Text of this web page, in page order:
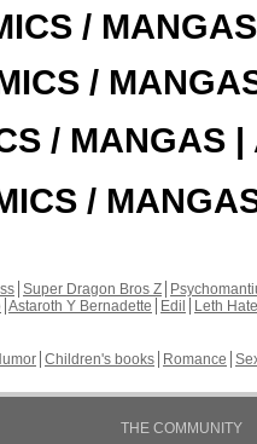
/
/
/ MANGAS |
/
Super Dragon Bros Z
Astaroth Y Bernadette Edil
Leth Hate
Children's books Romance
THE COMMUNITY